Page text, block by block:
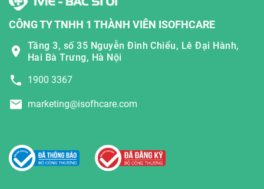
CÔNG TY TNHH 1 THÀNH VIÊN ISOFHCARE
Tầng 3, số 35 Nguyễn Đình Chiểu, Lê Đại Hành,
Hai Bà Trưng, Hà Nội
1900 3367
marketing@isofhcare.com